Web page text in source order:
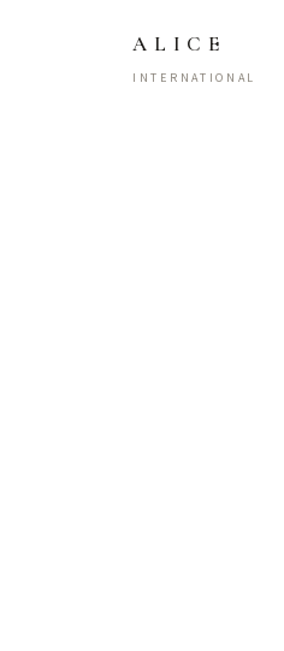
ALICE
INTERNATIONAL